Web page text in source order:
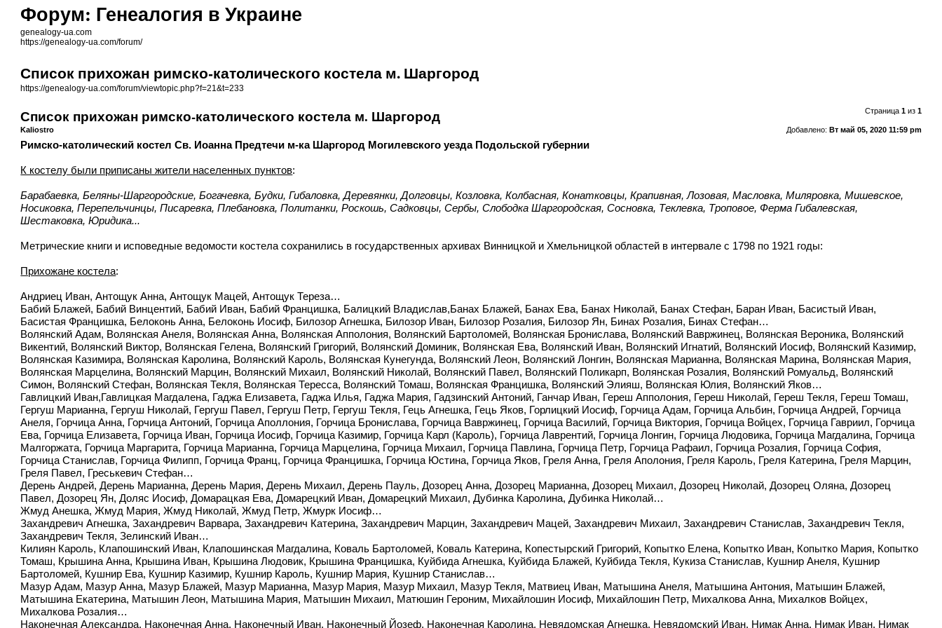
Форум: Генеалогия в Украине
genealogy-ua.com
https://genealogy-ua.com/forum/
Список прихожан римско-католического костела м. Шаргород
https://genealogy-ua.com/forum/viewtopic.php?f=21&t=233
Страница 1из 1
Список прихожан римско-католического костела м. Шаргород
Добавлено: Вт май 05, 2020 11:59 pm
Kaliostro
Римско-католический костел Св. Иоанна Предтечи м-ка Шаргород Могилевского уезда Подольской губернии
К костелу были приписаны жители населенных пунктов:
Барабаевка, Беляны-Шаргородские, Богачевка, Будки, Гибаловка, Деревянки, Долговцы, Козловка, Колбасная, Конатковцы, Крапивная, Лозовая, Масловка, Миляровка, Мишевское,
Носиковка, Перепельчинцы, Писаревка, Плебановка, Политанки, Роскошь, Садковцы, Сербы, Слободка Шаргородская, Сосновка, Теклевка, Троповое, Ферма Гибалевская,
Шестаковка, Юридика...
Метрические книги и исповедные ведомости костела сохранились в государственных архивах Винницкой и Хмельницкой областей в интервале с 1798 по 1921 годы:
Прихожане костела:
Андриец Иван, Антощук Анна, Антощук Мацей, Антощук Тереза…
Бабий Блажей, Бабий Винцентий, Бабий Иван, Бабий Францишка, Балицкий Владислав,Банах Блажей, Банах Ева, Банах Николай, Банах Стефан, Баран Иван, Басистый Иван,
Басистая Францишка, Белоконь Анна, Белоконь Иосиф, Билозор Агнешка, Билозор Иван, Билозор Розалия, Билозор Ян, Бинах Розалия, Бинах Стефан…
Волянский Адам, Волянская Анеля, Волянская Анна, Волянская Апполония, Волянский Бартоломей, Волянская Бронислава, Волянский Вавржинец, Волянская Вероника, Волянский
Викентий, Волянский Виктор, Волянская Гелена, Волянский Григорий, Волянский Доминик, Волянская Ева, Волянский Иван, Волянский Игнатий, Волянский Иосиф, Волянский Казимир,
Волянская Казимира, Волянская Каролина, Волянский Кароль, Волянская Кунегунда, Волянский Леон, Волянский Лонгин, Волянская Марианна, Волянская Марина, Волянская Мария,
Волянская Марцелина, Волянский Марцин, Волянский Михаил, Волянский Николай, Волянский Павел, Волянский Поликарп, Волянская Розалия, Волянский Ромуальд, Волянский
Симон, Волянский Стефан, Волянская Текля, Волянская Тересса, Волянский Томаш, Волянская Францишка, Волянский Элияш, Волянская Юлия, Волянский Яков…
Гавлицкий Иван,Гавлицкая Магдалена, Гаджа Елизавета, Гаджа Илья, Гаджа Мария, Гадзинский Антоний, Ганчар Иван, Гереш Апполония, Гереш Николай, Гереш Текля, Гереш Томаш,
Гергуш Марианна, Гергуш Николай, Гергуш Павел, Гергуш Петр, Гергуш Текля, Гець Агнешка, Гець Яков, Горлицкий Иосиф, Горчица Адам, Горчица Альбин, Горчица Андрей, Горчица
Анеля, Горчица Анна, Горчица Антоний, Горчица Аполлония, Горчица Бронислава, Горчица Вавржинец, Горчица Василий, Горчица Виктория, Горчица Войцех, Горчица Гавриил, Горчица
Ева, Горчица Елизавета, Горчица Иван, Горчица Иосиф, Горчица Казимир, Горчица Карл (Кароль), Горчица Лаврентий, Горчица Лонгин, Горчица Людовика, Горчица Магдалина, Горчица
Малгоржата, Горчица Маргарита, Горчица Марианна, Горчица Марцелина, Горчица Михаил, Горчица Павлина, Горчица Петр, Горчица Рафаил, Горчица Розалия, Горчица София,
Горчица Станислав, Горчица Филипп, Горчица Франц, Горчица Францишка, Горчица Юстина, Горчица Яков, Греля Анна, Греля Аполония, Греля Кароль, Греля Катерина, Греля Марцин,
Греля Павел, Греськевич Стефан…
Дерень Андрей, Дерень Марианна, Дерень Мария, Дерень Михаил, Дерень Пауль, Дозорец Анна, Дозорец Марианна, Дозорец Михаил, Дозорец Николай, Дозорец Оляна, Дозорец
Павел, Дозорец Ян, Доляс Иосиф, Домарацкая Ева, Домарецкий Иван, Домарецкий Михаил, Дубинка Каролина, Дубинка Николай…
Жмуд Анешка, Жмуд Мария, Жмуд Николай, Жмуд Петр, Жмурк Иосиф…
Захандревич Агнешка, Захандревич Варвара, Захандревич Катерина, Захандревич Марцин, Захандревич Мацей, Захандревич Михаил, Захандревич Станислав, Захандревич Текля,
Захандревич Текля, Зелинский Иван…
Килиян Кароль, Клапошинский Иван, Клапошинская Магдалина, Коваль Бартоломей, Коваль Катерина, Копестырский Григорий, Копытко Елена, Копытко Иван, Копытко Мария, Копытко
Томаш, Крышина Анна, Крышина Иван, Крышина Людовик, Крышина Францишка, Куйбида Агнешка, Куйбида Блажей, Куйбида Текля, Кукиза Станислав, Кушнир Анеля, Кушнир
Бартоломей, Кушнир Ева, Кушнир Казимир, Кушнир Кароль, Кушнир Мария, Кушнир Станислав…
Мазур Адам, Мазур Анна, Мазур Блажей, Мазур Марианна, Мазур Мария, Мазур Михаил, Мазур Текля, Матвиец Иван, Матышина Анеля, Матышина Антония, Матышин Блажей,
Матышина Екатерина, Матышин Леон, Матышина Мария, Матышин Михаил, Матюшин Героним, Михайлошин Иосиф, Михайлошин Петр, Михалкова Анна, Михалков Войцех,
Михалкова Розалия…
Наконечная Александра, Наконечная Анна, Наконечный Иван, Наконечный Йозеф, Наконечная Каролина, Невядомская Агнешка, Невядомский Иван, Нимак Анна, Нимак Иван, Нимак